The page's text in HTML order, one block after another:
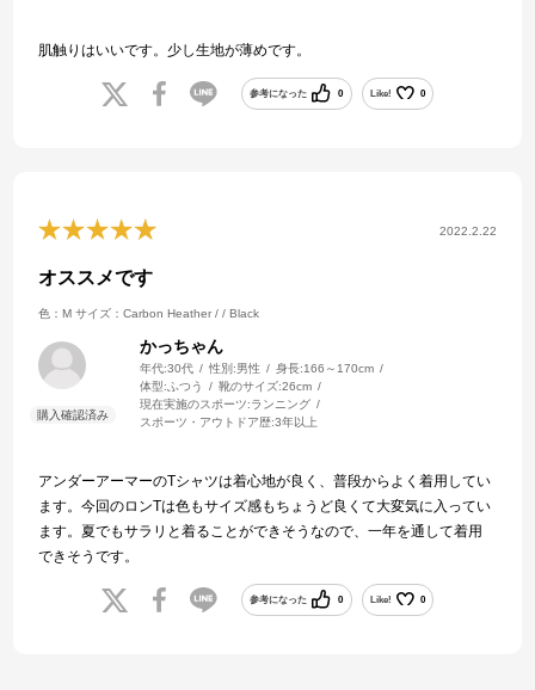
肌触りはいいです。少し生地が薄めです。
参考になった 0 Like! 0
2022.2.22
オススメです
色：M サイズ：Carbon Heather / / Black
かっちゃん
年代:30代 性別:男性 身長:166～170cm
体型: ふつう 靴のサイズ:26cm
現在実施のスポーツ:ランニング
スポーツ・アウトドア歴:3年以上
アンダーアーマーのTシャツは着心地が良く、普段からよく着用してい
ます。今回のロンTは色もサイズ感もちょうど良くて大変気に入ってい
ます。夏でもサラリと着ることができそうなので、一年を通して着用
できそうです。
参考になった 0 Like! 0